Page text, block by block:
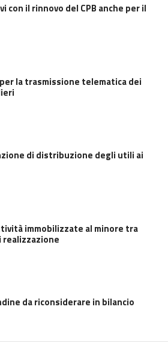
con il rinnovo del CPB anche per il
la trasmissione telematica dei
di distribuzione degli utili ai
immobilizzate al minore tra
realizzazione
da riconsiderare in bilancio